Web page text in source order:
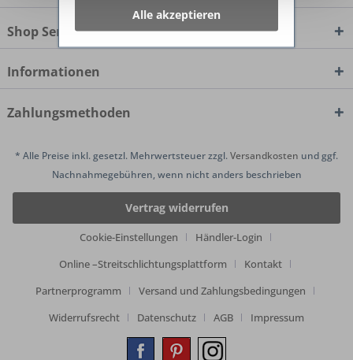
Shop Service
Informationen
Zahlungsmethoden
* Alle Preise inkl. gesetzl. Mehrwertsteuer zzgl.Versandkosten und ggf.
Nachnahmegebühren, wenn nicht anders beschrieben
Vertrag widerrufen
Cookie-Einstellungen
Händler-Login
Online –Streitschlichtungsplattform
Kontakt
Partnerprogramm
Versand und Zahlungsbedingungen
Widerrufsrecht
Datenschutz AGB Impressum
Alle akzeptieren